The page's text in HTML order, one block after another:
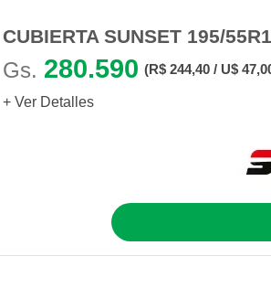
CUBIERTA SUNSET 195/
Gs. 280.590 (R$ 244,40 / U$
+ Ver Detalles